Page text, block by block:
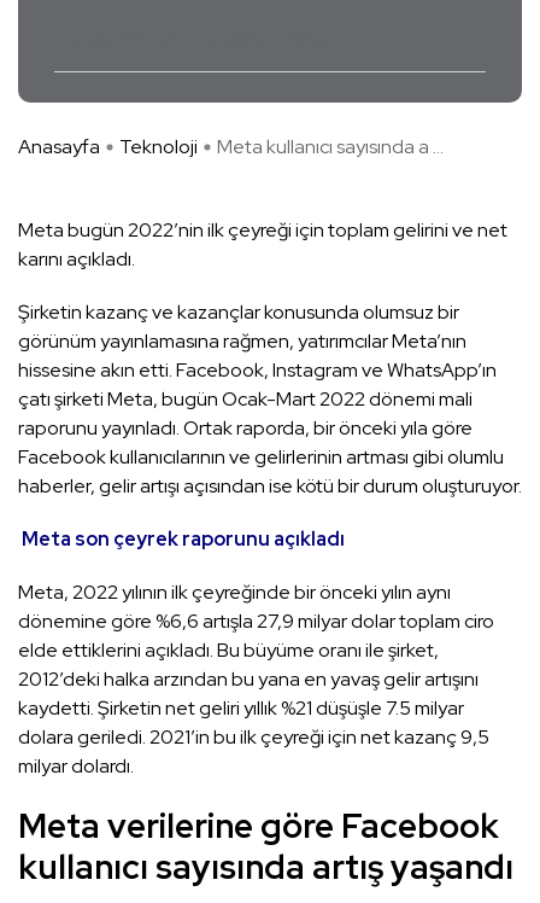
Anasayfa Teknoloji Meta kullanıcı sayısında a ...
Meta bugün 2022’nin ilk çeyreği için toplam gelirini ve net
karını açıkladı.
Şirketin kazanç ve kazançlar konusunda olumsuz bir
görünüm yayınlamasına rağmen, yatırımcılar Meta’nın
hissesine akın etti. Facebook, Instagram ve WhatsApp’ın
çatı şirketi Meta, bugün Ocak-Mart 2022 dönemi mali
raporunu yayınladı. Ortak raporda, bir önceki yıla göre
Facebook kullanıcılarının ve gelirlerinin artması gibi olumlu
haberler, gelir artışı açısından ise kötü bir durum oluşturuyor.
Meta son çeyrek raporunu açıkladı
Meta, 2022 yılının ilk çeyreğinde bir önceki yılın aynı
dönemine göre %6,6 artışla 27,9 milyar dolar toplam ciro
elde ettiklerini açıkladı. Bu büyüme oranı ile şirket,
2012’deki halka arzından bu yana en yavaş gelir artışını
kaydetti. Şirketin net geliri yıllık %21 düşüşle 7.5 milyar
dolara geriledi. 2021’in bu ilk çeyreği için net kazanç 9,5
milyar dolardı.
Meta verilerine göre Facebook
kullanıcı sayısında artış yaşandı